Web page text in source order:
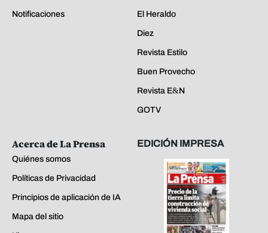
Notificaciones El Heraldo
Diez
Revista Estilo
Buen Provecho
Revista E&N
GOTV
Acerca de La Prensa
Quiénes somos
Políticas de Privacidad
Principios de aplicación de IA
Mapa del sitio
EDICIÓN IMPRESA